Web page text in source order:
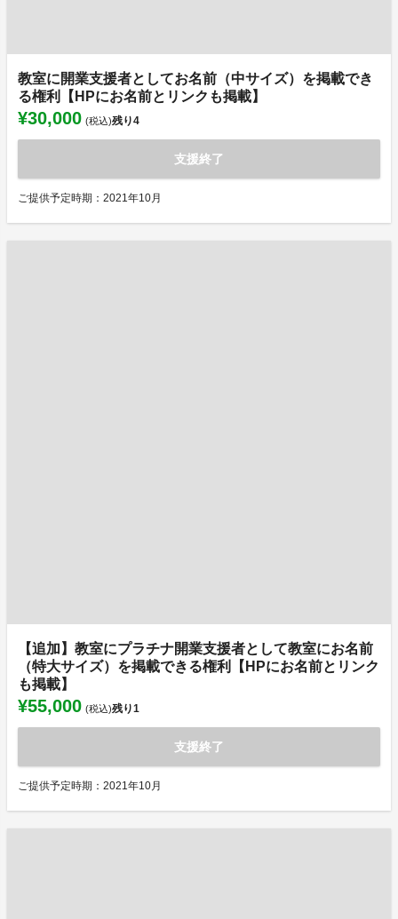
教室に開業支援者としてお名前（中サイズ）を掲載でき
る権利【HPにお名前とリンクも掲載】
¥30,000 (税込)残り4
支援終了
ご提供予定時期：2021年10月
【追加】教室にプラチナ開業支援者として教室にお名前
（特大サイズ）を掲載できる権利【HPにお名前とリンク
も掲載】
¥55,000 (税込)残り1
支援終了
ご提供予定時期：2021年10月